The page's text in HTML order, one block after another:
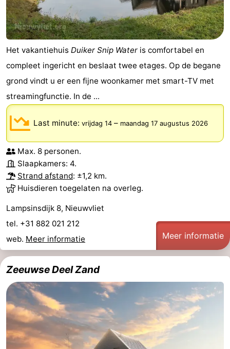
Het vakantiehuis Duiker Snip Water is comfortabel en
compleet ingericht en beslaat twee etages. Op de begane
grond vindt u er een fijne woonkamer met smart-TV met
streamingfunctie. In de ...
Last minute: vrijdag 14 – maandag 17 augustus 2026
Max. 8 personen.
Slaapkamers: 4.
Strand afstand: ±1,2 km.
Huisdieren toegelaten na overleg.
Lampsinsdijk 8, Nieuwvliet
tel. +31 882 021 212
web. Meer informatie Meer informatie
Zeeuwse Deel Zand